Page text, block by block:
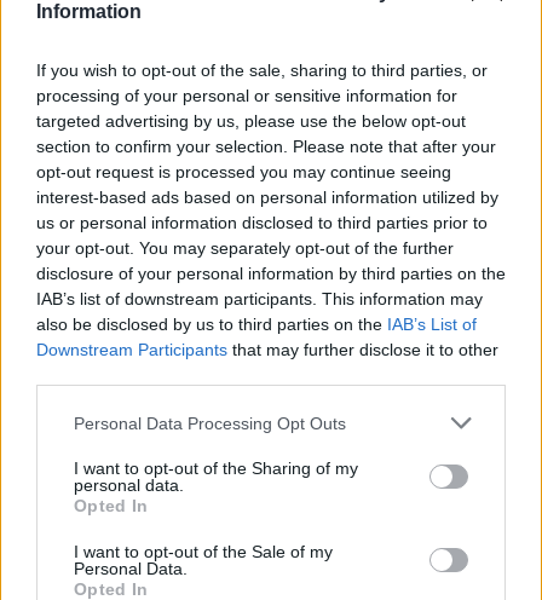
Information
If you wish to opt-out of the sale, sharing to third parties, or
processing of your personal or sensitive information for
targeted advertising by us, please use the below opt-out
section to confirm your selection. Please note that after your
opt-out request is processed you may continue seeing
interest-based ads based on personal information utilized by
us or personal information disclosed to third parties prior to
your opt-out. You may separately opt-out of the further
disclosure of your personal information by third parties on the
IAB’s list of downstream participants. This information may
also be disclosed by us to third parties on the IAB’s List of
Downstream Participants that may further disclose it to other
Please note that this website/app uses one or more Google
not limited to your visit or usage behaviour. You may click to
grant or deny consent to Google and its third-party tags to
use your data for below specified purposes in below Google
consent section.
Personal Data Processing Opt Outs
I want to opt-out of the Sharing of my
personal data.
Opted In
I want to opt-out of the Sale of my
Personal Data.
Opted In
v jutranjih nočnih urah.«
Tara, Gimnazija Novo Mesto :»Že od malega se
zanimam za astronomijo. Na poletni šoli pa mi je
najbolj zanimiva družba. Dobro se je družiti z nekom, ki
ga zanima ista stvar in o tem govorit. Posebno zanimivi
pa so mi bili kometi in ker imamo tukaj teleskope se
vse bolje in bližje vidi.«
Projekt»Promocija študija s STE(A)M področij za
poklice prihodnosti s kakovostnimi aktivnostmi in
vsebinami za mlade izven javnih univerzitetnih
središč«traja 3 leta in je nastal na pobudo FTPO, v
projektu pa sodelujejo Univerza v Novi Gorici, Fakulteta